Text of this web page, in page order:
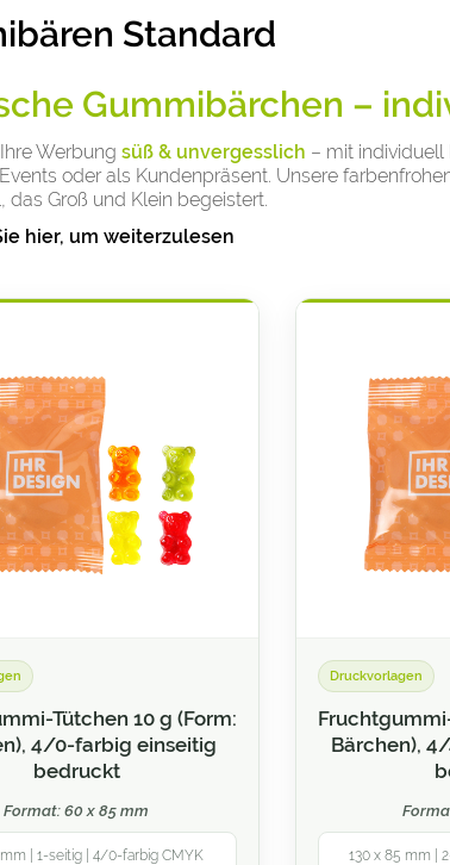
Standard
Gummibärchen –
Werbung süß & unvergesslich – mit
oder als Kundenpräsent. Unsere
das Groß und Klein begeistert.
hier, um weiterzulesen
Tütchen 10 g (Form:
4/0-farbig einseitig
bedruckt
Format: 60 x 85 mm
| 1-seitig | 4/0-farbig CMYK
Druckvorlagen
Bärchen),
130 x 85 mm |